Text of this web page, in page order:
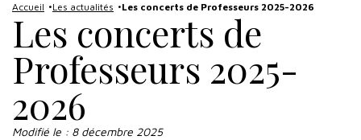
Accueil Les actualités Les concerts de Professeurs 2025-2026
Les concerts de
Professeurs 2025-
2026
Modifié le : 8 décembre 2025